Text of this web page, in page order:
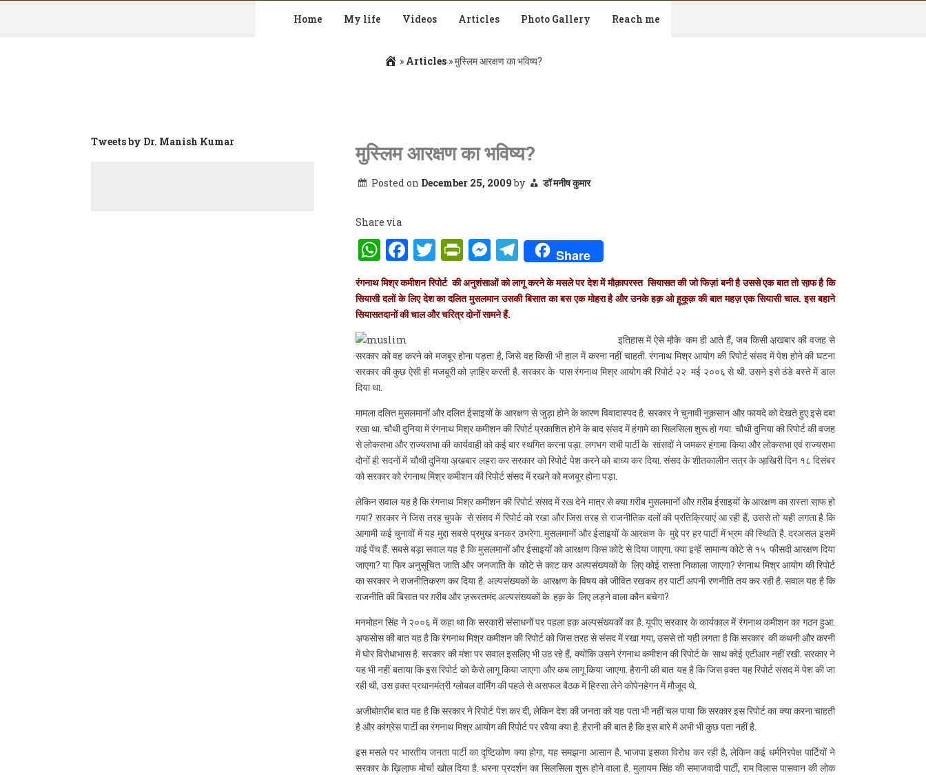
Home My life Videos Articles Photo Gallery Reach me
» Articles »मुस्लिम आरक्षण का भविष्य?
मुस्लिम आरक्षण का भविष्य?
Posted on December 25, 2009by डॉ मनीष कुमार
Share via
WhatsApp
Facebook
Twitter
PrintFriendly
Messenger
Telegram
Share
रंगनाथ मिश्र कमीशन रिपोर्ट की अनुशंसाओं को लागू करने के मसले पर देश में मौक़ापरस्त सियासत की जो फिज़ां बनी है उससे एक बात तो सा़फ है कि
सियासी दलों के लिए देश का दलित मुसलमान उसकी बिसात का बस एक मोहरा है और उनके हक़ ओ ह़ूकूक़ की बात महज़ एक सियासी चाल. इस बहाने
सियासतदानों की चाल और चरित्र दोनों सामने हैं.
इतिहास में ऐसे मौ़के कम ही आते हैं, जब किसी अ़खबार की वजह से
सरकार को वह करने को मजबूर होना पड़ता है, जिसे वह किसी भी हाल में करना नहीं चाहती. रंगनाथ मिश्र आयोग की रिपोर्ट संसद में पेश होने की घटना
सरकार की कुछ ऐसी ही मजबूरी को ज़ाहिर करती है. सरकार के पास रंगनाथ मिश्र आयोग की रिपोर्ट २२ मई २००६ से थी. उसने इसे ठंडे बस्ते में डाल
दिया था.
मामला दलित मुसलमानों और दलित ईसाइयों के आरक्षण से जुड़ा होने के कारण विवादास्पद है. सरकार ने चुनावी नुक़सान और फायदे को देखते हुए इसे दबा
रखा था. चौथी दुनिया में रंगनाथ मिश्र कमीशन की रिपोर्ट प्रकाशित होने के बाद संसद में हंगामे का सिलसिला शुरू हो गया. चौथी दुनिया की रिपोर्ट की वजह
से लोकसभा और राज्यसभा की कार्यवाही को कई बार स्थगित करना पड़ा. लगभग सभी पार्टी के सांसदों ने जमकर हंगामा किया और लोकसभा एवं राज्यसभा
दोनों ही सदनों में चौथी दुनिया अ़खबार लहरा कर सरकार को रिपोर्ट पेश करने को बाध्य कर दिया. संसद के शीतकालीन सत्र के आ़खिरी दिन १८ दिसंबर
को सरकार को रंगनाथ मिश्र कमीशन की रिपोर्ट संसद में रखने को मजबूर होना पड़ा.
लेकिन सवाल यह है कि रंगनाथ मिश्र कमीशन की रिपोर्ट संसद में रख देने मात्र से क्या ग़रीब मुसलमानों और ग़रीब ईसाइयों के आरक्षण का रास्ता सा़फ हो
गया? सरकार ने जिस तरह चुपके से संसद में रिपोर्ट को रखा और जिस तरह से राजनीतिक दलों की प्रतिक्रियाएं आ रही हैं, उससे तो यही लगता है कि
आगामी कई चुनावों में यह मुद्दा सबसे प्रमुख बनकर उभरेगा. मुसलमानों और ईसाइयों के आरक्षण के मुद्दे पर हर पार्टी में भ्रम की स्थिति है. दरअसल इसमें
कई पेंच हैं. सबसे बड़ा सवाल यह है कि मुसलमानों और ईसाइयों को आरक्षण किस कोटे से दिया जाएगा. क्या इन्हें सामान्य कोटे से १५ फीसदी आरक्षण दिया
जाएगा? या फिर अनुसूचित जाति और जनजाति के कोटे से काट कर अल्पसंख्यकों के लिए कोई रास्ता निकाला जाएगा? रंगनाथ मिश्र आयोग की रिपोर्ट
का सरकार ने राजनीतिकरण कर दिया है. अल्पसंख्यकों के आरक्षण के विषय को जीवित रखकर हर पार्टी अपनी रणनीति तय कर रही है. सवाल यह है कि
राजनीति की बिसात पर ग़रीब और ज़रूरतमंद अल्पसंख्यकों के हक़ के लिए लड़ने वाला कौन बचेगा?
मनमोहन सिंह ने २००६ में कहा था कि सरकारी संसाधनों पर पहला हक़ अल्पसंख्यकों का है. यूपीए सरकार के कार्यकाल में रंगनाथ कमीशन का गठन हुआ.
अ़फसोस की बात यह है कि रंगनाथ मिश्र कमीशन की रिपोर्ट को जिस तरह से संसद में रखा गया, उससे तो यही लगता है कि सरकार की कथनी और करनी
में घोर विरोधाभास है. सरकार की मंशा पर सवाल इसलिए भी उठ रहे हैं, क्योंकि उसने रंगनाथ कमीशन की रिपोर्ट के साथ कोई एटीआर नहीं रखी. सरकार ने
यह भी नहीं बताया कि इस रिपोर्ट को कैसे लागू किया जाएगा और कब लागू किया जाएगा. हैरानी की बात यह है कि जिस व़क्त यह रिपोर्ट संसद में पेश की जा
रही थी, उस व़क्त प्रधानमंत्री ग्लोबल वार्मिंग की पहले से असफल बैठक में हिस्सा लेने कोपेनहेगन में मौजूद थे.
अजीबोग़रीब बात यह है कि सरकार ने रिपोर्ट पेश कर दी, लेकिन देश की जनता को यह पता भी नहीं चल पाया कि सरकार इस रिपोर्ट का क्या करना चाहती
है और कांग्रेस पार्टी का रंगनाथ मिश्र आयोग की रिपोर्ट पर रवैया क्या है. हैरानी की बात है कि इस बारे में अभी भी कुछ पता नहीं है.
इस मसले पर भारतीय जनता पार्टी का दृष्टिकोण क्या होगा, यह समझना आसान है. भाजपा इसका विरोध कर रही है, लेकिन कई धर्मनिरपेक्ष पार्टियों ने
सरकार के ख़िला़फ मोर्चा खोल दिया है. धरना प्रदर्शन का सिलसिला शुरू होने वाला है. मुलायम सिंह की समाजवादी पार्टी, राम विलास पासवान की लोक
Tweets by Dr. Manish Kumar